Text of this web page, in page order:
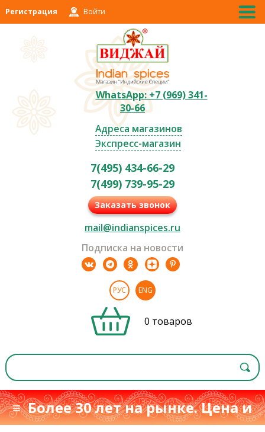
Регистрация Войти
WhatsApp: +7 (969) 341-
30-66
Адреса магазинов
Экспресс-магазин
7(495) 434-66-29
7(499) 739-95-29
Заказать звонок
mail@indianspices.ru
Подписка на новости
РУС ENG
0 товаров
≡ Более 30 лет на рынке. Цена и